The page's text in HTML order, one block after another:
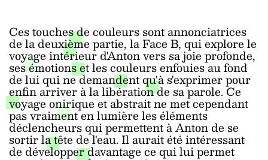
Ces touches de couleurs sont annonciatrices
de la deuxième partie, la Face B, qui explore le
voyage intérieur d'Anton vers sa joie profonde,
ses émotions et les couleurs enfouies au fond
de lui qui ne demandent qu'à s'exprimer pour
enfin arriver à la libération de sa parole. Ce
voyage onirique et abstrait ne met cependant
pas vraiment en lumière les éléments
déclencheurs qui permettent à Anton de se
sortir la tête de l'eau. Il aurait été intéressant
de développer davantage ce qui lui permet